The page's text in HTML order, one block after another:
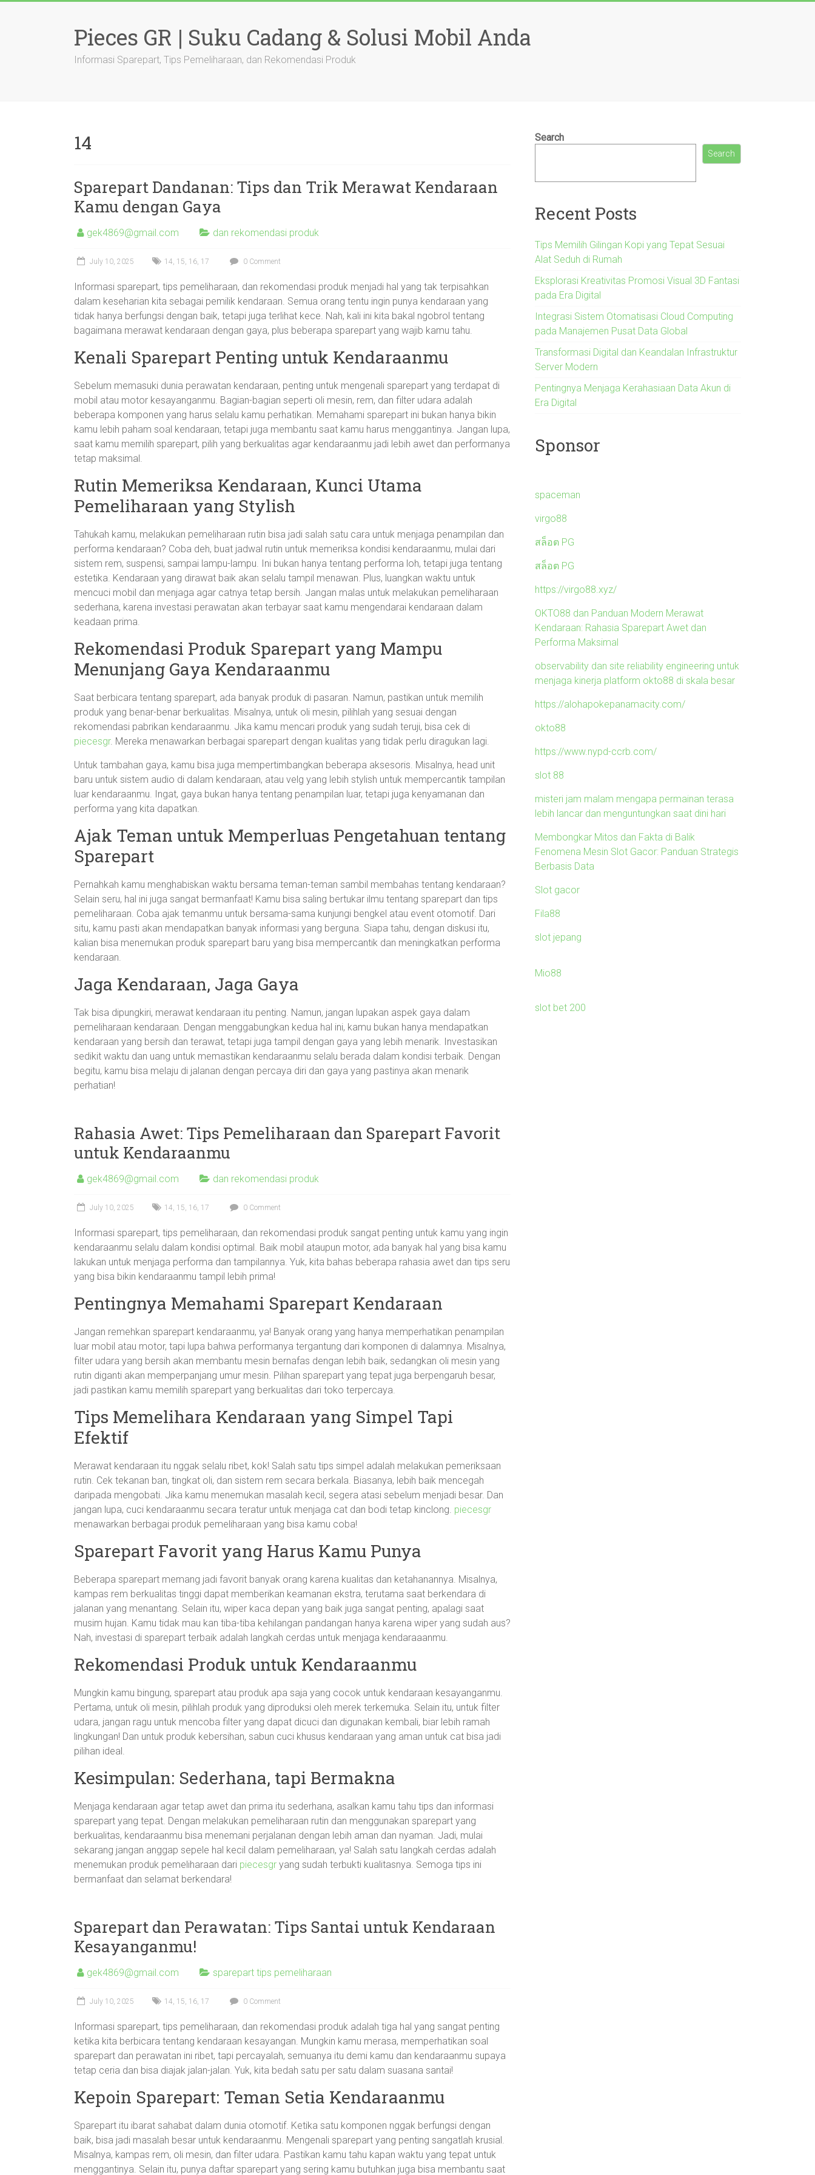
Pieces GR | Suku Cadang & Solusi Mobil Anda
Informasi Sparepart, Tips Pemeliharaan, dan Rekomendasi Produk
14
Sparepart Dandanan: Tips dan Trik Merawat Kendaraan
Kamu dengan Gaya
gek4869@gmail.com dan rekomendasi produk
July 10, 2025 14, 15, 16, 17 0 Comment
Informasi sparepart, tips pemeliharaan, dan rekomendasi produk menjadi hal yang tak terpisahkan
dalam keseharian kita sebagai pemilik kendaraan. Semua orang tentu ingin punya kendaraan yang
tidak hanya berfungsi dengan baik, tetapi juga terlihat kece. Nah, kali ini kita bakal ngobrol tentang
bagaimana merawat kendaraan dengan gaya, plus beberapa sparepart yang wajib kamu tahu.
Kenali Sparepart Penting untuk Kendaraanmu
Sebelum memasuki dunia perawatan kendaraan, penting untuk mengenali sparepart yang terdapat di
mobil atau motor kesayanganmu. Bagian-bagian seperti oli mesin, rem, dan filter udara adalah
beberapa komponen yang harus selalu kamu perhatikan. Memahami sparepart ini bukan hanya bikin
kamu lebih paham soal kendaraan, tetapi juga membantu saat kamu harus menggantinya. Jangan lupa,
saat kamu memilih sparepart, pilih yang berkualitas agar kendaraanmu jadi lebih awet dan performanya
tetap maksimal.
Rutin Memeriksa Kendaraan, Kunci Utama
Pemeliharaan yang Stylish
Tahukah kamu, melakukan pemeliharaan rutin bisa jadi salah satu cara untuk menjaga penampilan dan
performa kendaraan? Coba deh, buat jadwal rutin untuk memeriksa kondisi kendaraanmu, mulai dari
sistem rem, suspensi, sampai lampu-lampu. Ini bukan hanya tentang performa loh, tetapi juga tentang
estetika. Kendaraan yang dirawat baik akan selalu tampil menawan. Plus, luangkan waktu untuk
mencuci mobil dan menjaga agar catnya tetap bersih. Jangan malas untuk melakukan pemeliharaan
sederhana, karena investasi perawatan akan terbayar saat kamu mengendarai kendaraan dalam
keadaan prima.
Rekomendasi Produk Sparepart yang Mampu
Menunjang Gaya Kendaraanmu
Saat berbicara tentang sparepart, ada banyak produk di pasaran. Namun, pastikan untuk memilih
produk yang benar-benar berkualitas. Misalnya, untuk oli mesin, pilihlah yang sesuai dengan
rekomendasi pabrikan kendaraanmu. Jika kamu mencari produk yang sudah teruji, bisa cek di
piecesgr. Mereka menawarkan berbagai sparepart dengan kualitas yang tidak perlu diragukan lagi.
Untuk tambahan gaya, kamu bisa juga mempertimbangkan beberapa aksesoris. Misalnya, head unit
baru untuk sistem audio di dalam kendaraan, atau velg yang lebih stylish untuk mempercantik tampilan
luar kendaraanmu. Ingat, gaya bukan hanya tentang penampilan luar, tetapi juga kenyamanan dan
performa yang kita dapatkan.
Ajak Teman untuk Memperluas Pengetahuan tentang
Sparepart
Pernahkah kamu menghabiskan waktu bersama teman-teman sambil membahas tentang kendaraan?
Selain seru, hal ini juga sangat bermanfaat! Kamu bisa saling bertukar ilmu tentang sparepart dan tips
pemeliharaan. Coba ajak temanmu untuk bersama-sama kunjungi bengkel atau event otomotif. Dari
situ, kamu pasti akan mendapatkan banyak informasi yang berguna. Siapa tahu, dengan diskusi itu,
kalian bisa menemukan produk sparepart baru yang bisa mempercantik dan meningkatkan performa
kendaraan.
Jaga Kendaraan, Jaga Gaya
Tak bisa dipungkiri, merawat kendaraan itu penting. Namun, jangan lupakan aspek gaya dalam
pemeliharaan kendaraan. Dengan menggabungkan kedua hal ini, kamu bukan hanya mendapatkan
kendaraan yang bersih dan terawat, tetapi juga tampil dengan gaya yang lebih menarik. Investasikan
sedikit waktu dan uang untuk memastikan kendaraanmu selalu berada dalam kondisi terbaik. Dengan
begitu, kamu bisa melaju di jalanan dengan percaya diri dan gaya yang pastinya akan menarik
perhatian!
Rahasia Awet: Tips Pemeliharaan dan Sparepart Favorit
untuk Kendaraanmu
gek4869@gmail.com dan rekomendasi produk
July 10, 2025 14, 15, 16, 17 0 Comment
Informasi sparepart, tips pemeliharaan, dan rekomendasi produk sangat penting untuk kamu yang ingin
kendaraanmu selalu dalam kondisi optimal. Baik mobil ataupun motor, ada banyak hal yang bisa kamu
lakukan untuk menjaga performa dan tampilannya. Yuk, kita bahas beberapa rahasia awet dan tips seru
yang bisa bikin kendaraanmu tampil lebih prima!
Pentingnya Memahami Sparepart Kendaraan
Jangan remehkan sparepart kendaraanmu, ya! Banyak orang yang hanya memperhatikan penampilan
luar mobil atau motor, tapi lupa bahwa performanya tergantung dari komponen di dalamnya. Misalnya,
filter udara yang bersih akan membantu mesin bernafas dengan lebih baik, sedangkan oli mesin yang
rutin diganti akan memperpanjang umur mesin. Pilihan sparepart yang tepat juga berpengaruh besar,
jadi pastikan kamu memilih sparepart yang berkualitas dari toko terpercaya.
Tips Memelihara Kendaraan yang Simpel Tapi
Efektif
Merawat kendaraan itu nggak selalu ribet, kok! Salah satu tips simpel adalah melakukan pemeriksaan
rutin. Cek tekanan ban, tingkat oli, dan sistem rem secara berkala. Biasanya, lebih baik mencegah
daripada mengobati. Jika kamu menemukan masalah kecil, segera atasi sebelum menjadi besar. Dan
jangan lupa, cuci kendaraanmu secara teratur untuk menjaga cat dan bodi tetap kinclong. piecesgr
menawarkan berbagai produk pemeliharaan yang bisa kamu coba!
Sparepart Favorit yang Harus Kamu Punya
Beberapa sparepart memang jadi favorit banyak orang karena kualitas dan ketahanannya. Misalnya,
kampas rem berkualitas tinggi dapat memberikan keamanan ekstra, terutama saat berkendara di
jalanan yang menantang. Selain itu, wiper kaca depan yang baik juga sangat penting, apalagi saat
musim hujan. Kamu tidak mau kan tiba-tiba kehilangan pandangan hanya karena wiper yang sudah aus?
Nah, investasi di sparepart terbaik adalah langkah cerdas untuk menjaga kendaraaanmu.
Rekomendasi Produk untuk Kendaraanmu
Mungkin kamu bingung, sparepart atau produk apa saja yang cocok untuk kendaraan kesayanganmu.
Pertama, untuk oli mesin, pilihlah produk yang diproduksi oleh merek terkemuka. Selain itu, untuk filter
udara, jangan ragu untuk mencoba filter yang dapat dicuci dan digunakan kembali, biar lebih ramah
lingkungan! Dan untuk produk kebersihan, sabun cuci khusus kendaraan yang aman untuk cat bisa jadi
pilihan ideal.
Kesimpulan: Sederhana, tapi Bermakna
Menjaga kendaraan agar tetap awet dan prima itu sederhana, asalkan kamu tahu tips dan informasi
sparepart yang tepat. Dengan melakukan pemeliharaan rutin dan menggunakan sparepart yang
berkualitas, kendaraanmu bisa menemani perjalanan dengan lebih aman dan nyaman. Jadi, mulai
sekarang jangan anggap sepele hal kecil dalam pemeliharaan, ya! Salah satu langkah cerdas adalah
menemukan produk pemeliharaan dari piecesgr yang sudah terbukti kualitasnya. Semoga tips ini
bermanfaat dan selamat berkendara!
Sparepart dan Perawatan: Tips Santai untuk Kendaraan
Kesayanganmu!
gek4869@gmail.com sparepart tips pemeliharaan
July 10, 2025 14, 15, 16, 17 0 Comment
Informasi sparepart, tips pemeliharaan, dan rekomendasi produk adalah tiga hal yang sangat penting
ketika kita berbicara tentang kendaraan kesayangan. Mungkin kamu merasa, memperhatikan soal
sparepart dan perawatan ini ribet, tapi percayalah, semuanya itu demi kamu dan kendaraanmu supaya
tetap ceria dan bisa diajak jalan-jalan. Yuk, kita bedah satu per satu dalam suasana santai!
Kepoin Sparepart: Teman Setia Kendaraanmu
Sparepart itu ibarat sahabat dalam dunia otomotif. Ketika satu komponen nggak berfungsi dengan
baik, bisa jadi masalah besar untuk kendaraanmu. Mengenali sparepart yang penting sangatlah krusial.
Misalnya, kampas rem, oli mesin, dan filter udara. Pastikan kamu tahu kapan waktu yang tepat untuk
menggantinya. Selain itu, punya daftar sparepart yang sering kamu butuhkan juga bisa membantu saat
Search
Search
Recent Posts
Tips Memilih Gilingan Kopi yang Tepat Sesuai
Alat Seduh di Rumah
Eksplorasi Kreativitas Promosi Visual 3D Fantasi
pada Era Digital
Integrasi Sistem Otomatisasi Cloud Computing
pada Manajemen Pusat Data Global
Transformasi Digital dan Keandalan Infrastruktur
Server Modern
Pentingnya Menjaga Kerahasiaan Data Akun di
Era Digital
Sponsor
spaceman
virgo88
สล็อต PG
สล็อต PG
https://virgo88.xyz/
OKTO88 dan Panduan Modern Merawat
Kendaraan: Rahasia Sparepart Awet dan
Performa Maksimal
observability dan site reliability engineering untuk
menjaga kinerja platform okto88 di skala besar
https://alohapokepanamacity.com/
okto88
https://www.nypd-ccrb.com/
slot 88
misteri jam malam mengapa permainan terasa
lebih lancar dan menguntungkan saat dini hari
Membongkar Mitos dan Fakta di Balik
Fenomena Mesin Slot Gacor: Panduan Strategis
Berbasis Data
Slot gacor
Fila88
slot jepang
Mio88
slot bet 200